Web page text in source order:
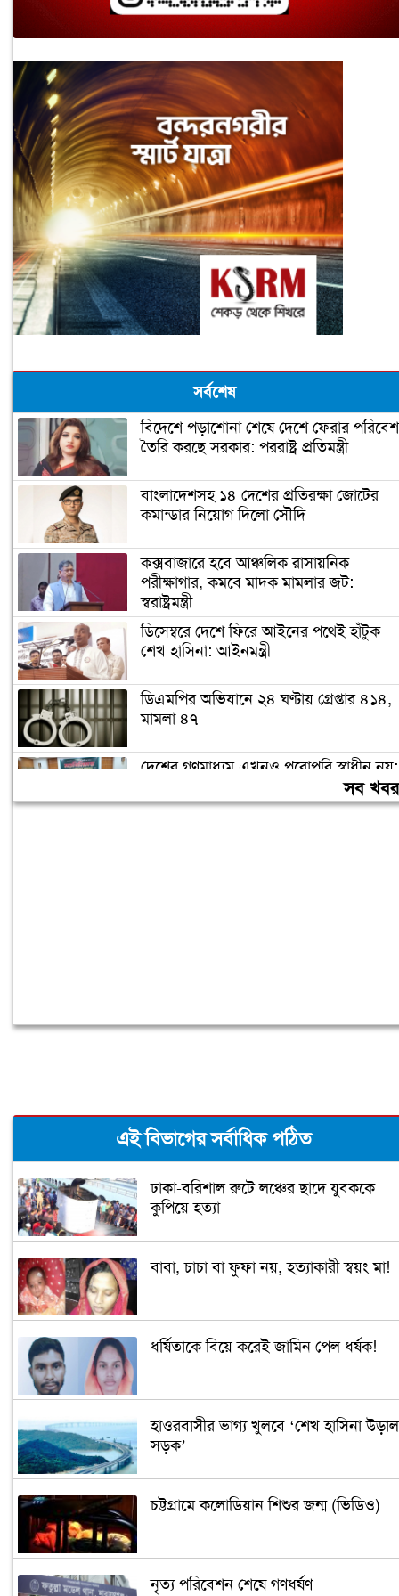
সর্বশেষ
বিদেশে পড়াশোনা শেষে দেশে ফেরার পরিবেশ
তৈরি করছে সরকার: পররাষ্ট্র প্রতিমন্ত্রী
বাংলাদেশসহ ১৪ দেশের প্রতিরক্ষা জোটের
কমান্ডার নিয়োগ দিলো সৌদি
কক্সবাজারে হবে আঞ্চলিক রাসায়নিক
পরীক্ষাগার, কমবে মাদক মামলার জট:
স্বরাষ্ট্রমন্ত্রী
ডিসেম্বরে দেশে ফিরে আইনের পথেই হাঁটুক
শেখ হাসিনা: আইনমন্ত্রী
ডিএমপির অভিযানে ২৪ ঘণ্টায় গ্রেপ্তার ৪১৪,
মামলা ৪৭
দেশের গণমাধ্যম এখনও পুরোপুরি স্বাধীন নয়:
সব
এই বিভাগের সর্বাধিক পঠিত
ঢাকা-বরিশাল রুটে লঞ্চের ছাদে যুবককে
কুপিয়ে হত্যা
বাবা, চাচা বা ফুফা নয়, হত্যাকারী স্বয়ং মা!
ধর্ষিতাকে বিয়ে করেই জামিন পেল ধর্ষক!
হাওরবাসীর ভাগ্য খুলবে ‘শেখ হাসিনা উড়াল
সড়ক’
চট্টগ্রামে কলোডিয়ান শিশুর জন্ম (ভিডিও)
নৃত্য পরিবেশন শেষে গণধর্ষণ